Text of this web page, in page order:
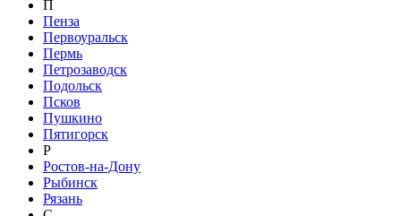
П
Пенза
Первоуральск
Пермь
Петрозаводск
Подольск
Псков
Пушкино
Пятигорск
Р
Ростов-на-Дону
Рыбинск
Рязань